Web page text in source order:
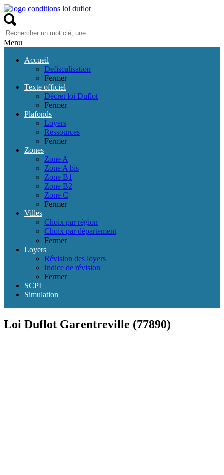
Menu
Accueil
Defiscalisation
Fermer
Texte officiel
Décret loi Duflot
Fermer
Plafonds
Loyers
Ressources
Fermer
Zones
Zone A
Zone A bis
Zone B1
Zone B2
Zone C
Fermer
Villes
Choix par région
Choix par département
Fermer
Loyers
Révision des loyers
Indice de révision
Fermer
SCPI
Simulation
Loi Duflot Garentreville (77890)